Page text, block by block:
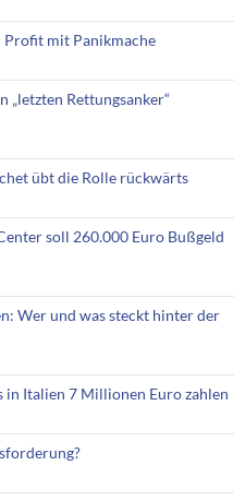
Profit mit Panikmache
„letzten Rettungsanker“
übt die Rolle rückwärts
soll 260.000 Euro Bußgeld
Wer und was steckt hinter der
in Italien 7 Millionen Euro zahlen